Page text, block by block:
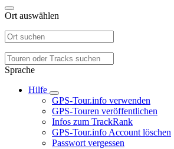
Ort auswählen
Sprache
Hilfe
GPS-Tour.info verwenden
GPS-Touren veröffentlichen
Infos zum TrackRank
GPS-Tour.info Account löschen
Passwort vergessen